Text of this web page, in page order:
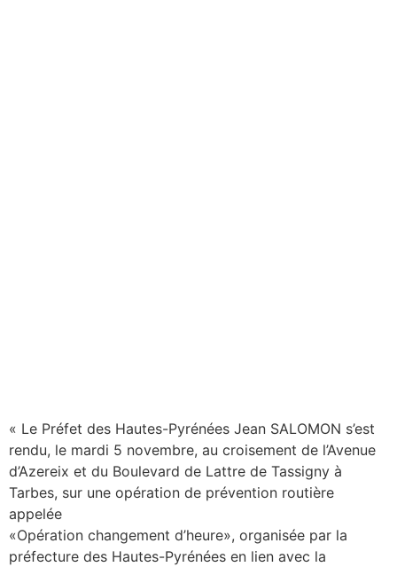
« Le Préfet des Hautes-Pyrénées Jean SALOMON s’est
rendu, le mardi 5 novembre, au croisement de l’Avenue
d’Azereix et du Boulevard de Lattre de Tassigny à
Tarbes, sur une opération de prévention routière
appelée
«Opération changement d’heure», organisée par la
préfecture des Hautes-Pyrénées en lien avec la